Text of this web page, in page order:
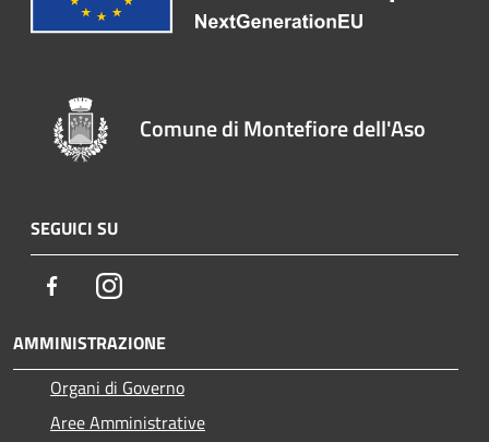
Comune di Montefiore dell'Aso
SEGUICI SU
FacebookInstagram
AMMINISTRAZIONE
Organi di Governo
Aree Amministrative